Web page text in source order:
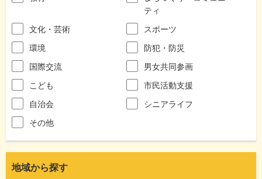
ティ
文化・芸術
スポーツ
環境
防犯・防災
国際交流
男女共同参画
こども
市民活動支援
自治会
シニアライフ
その他
地域から探す